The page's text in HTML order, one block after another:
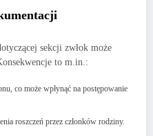
sekcji zwłok może
to m.in.:
co może wpłynąć na postępowanie
roszczeń przez członków rodziny.